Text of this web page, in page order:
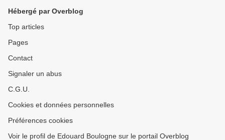
Hébergé par Overblog
Top articles
Pages
Contact
Signaler un abus
C.G.U.
Cookies et données personnelles
Préférences cookies
Voir le profil de Edouard Boulogne sur le portail Overblog